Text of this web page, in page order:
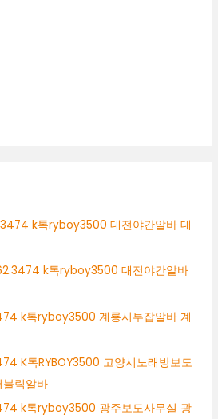
k톡ryboy3500 대전야간알바 대
k톡ryboy3500 대전야간알바
k톡ryboy3500 계룡시투잡알바 계
K톡RYBOY3500 고양시노래방보도
블릭알바
k톡ryboy3500 광주보도사무실 광